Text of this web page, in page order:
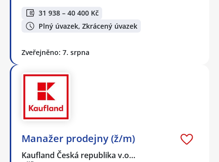
31 938 – 40 400 Kč
Plný úvazek, Zkrácený úvazek
Zveřejněno: 7. srpna
Manažer prodejny (ž/m)
Kaufland Česká republika v.o…